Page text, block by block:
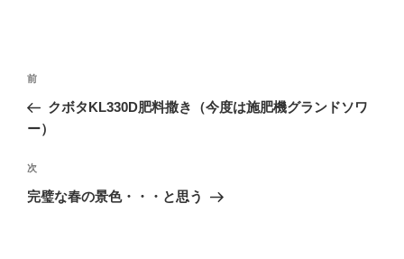
投
ナ
ゲ
ー
前
の
前
クボタKL330D肥料撒き（今度は施肥機グランドソワ
ー）
次
の
次
完璧な春の景色・・・と思う